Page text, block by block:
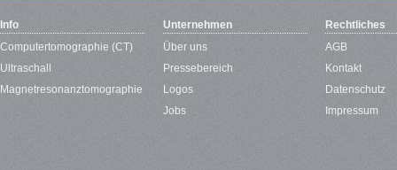
Info
Computertomographie (CT)
Ultraschall
Magnetresonanztomographie
Unternehmen
Über uns
Pressebereich
Logos
Jobs
Rechtliches
AGB
Kontakt
Datenschutz
Impressum